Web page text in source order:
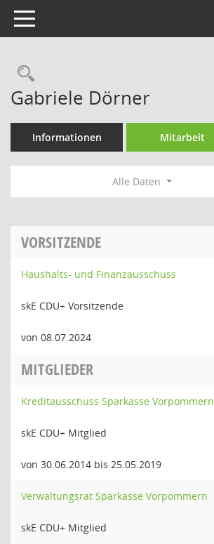
Toggle navigation
Rechercheauswahl
Gabriele Dörner
Informationen Mitarbeit
Alle Daten
VORSITZENDE
Haushalts- und Finanzausschuss
skE CDU+ Vorsitzende
von 08.07.2024
MITGLIEDER
Kreditausschuss Sparkasse Vorpommern
skE CDU+ Mitglied
von 30.06.2014 bis 25.05.2019
Verwaltungsrat Sparkasse Vorpommern
skE CDU+ Mitglied